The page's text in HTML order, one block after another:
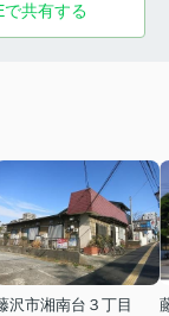
で共有する
沢市湘南台３丁目